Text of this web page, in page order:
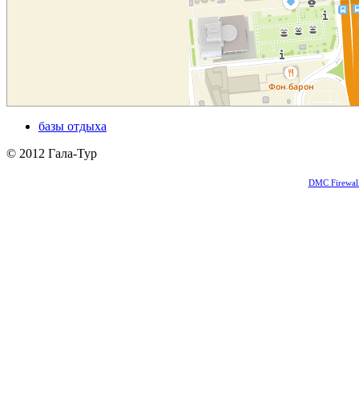
базы отдыха
© 2012 Гала-Тур
DMC